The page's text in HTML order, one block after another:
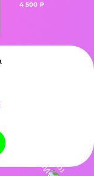
4 500 ₽